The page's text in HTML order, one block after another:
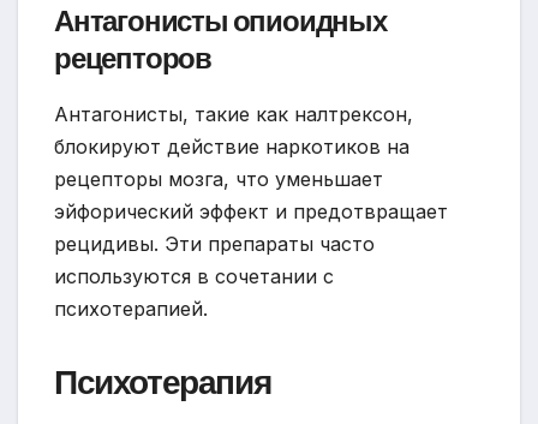
Антагонисты опиоидных
рецепторов
Антагонисты, такие как налтрексон,
блокируют действие наркотиков на
рецепторы мозга, что уменьшает
эйфорический эффект и предотвращает
рецидивы. Эти препараты часто
используются в сочетании с
психотерапией.
Психотерапия